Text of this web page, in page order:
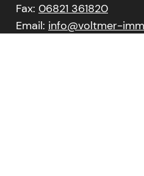
Fax: 06821 361820
Email: info@voltmer-